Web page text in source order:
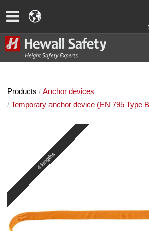
Products
Anchor devices
Temporary anchor device (EN 795 Type
4 lengths